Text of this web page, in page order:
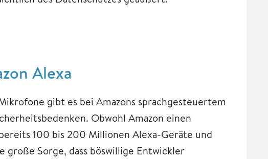
Alexa
gibt es bei Amazons sprachgesteuertem
Obwohl Amazon einen
100 bis 200 Millionen Alexa-Geräte und
große Sorge, dass böswillige Entwickler